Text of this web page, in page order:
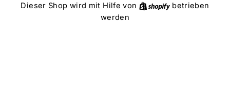
DirektDieser Shop wird mit Hilfe von Shopify
betrieben
werden